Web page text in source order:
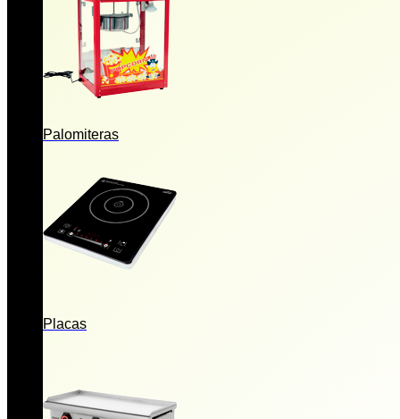
Palomiteras
Placas